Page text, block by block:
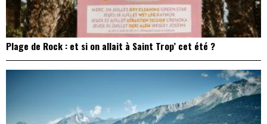
Plage de Rock : et si on allait à Saint Trop’ cet été ?